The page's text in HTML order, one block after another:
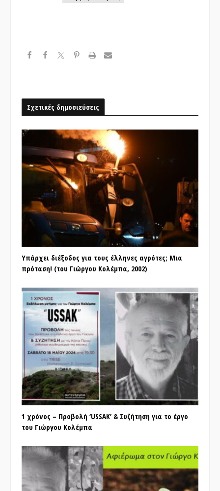
Σχετικές δημοσιεύσεις
Υπάρχει διέξοδος για τους έλληνες αγρότες; Μια
πρόταση! (του Γιώργου Κολέμπα, 2002)
1 χρόνος – Προβολή ‘USSAK’ & Συζήτηση για το έργο
του Γιώργου Κολέμπα